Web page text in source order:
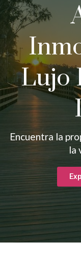
Lujo
Encuentra la
la